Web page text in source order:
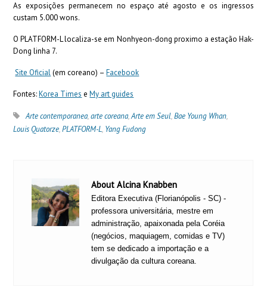
As exposições permanecem no espaço até agosto e os ingressos
custam 5.000 wons.
O PLATFORM-L localiza-se em Nonhyeon-dong proximo a estação Hak-
Dong linha 7.
Site Oficial(em coreano) –Facebook
Fontes:Korea Times eMy art guides
Arte contemporanea,arte coreana,Arte em Seul,Bae Young Whan,
Louis Quatorze,PLATFORM-L, Yang Fudong
About Alcina Knabben
Editora Executiva (Florianópolis - SC) -
professora universitária, mestre em
administração, apaixonada pela Coréia
(negócios, maquiagem, comidas e TV)
tem se dedicado a importação e a
divulgação da cultura coreana.